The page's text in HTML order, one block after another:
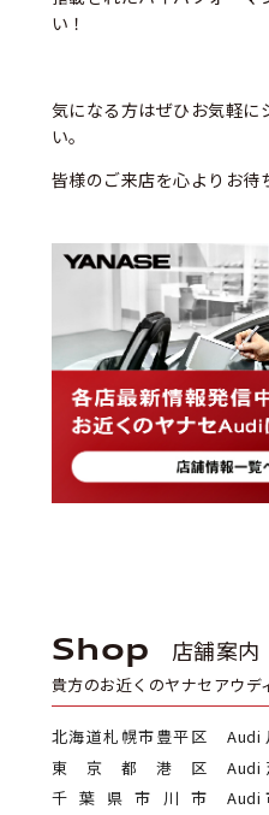
い！
気になる方はぜひお気軽に
い。
皆様のご来店を心よりお待
Shop 店舗案内
貴方のお近くのヤナセアウデ
北海道札幌市豊平区
Audi
東京都港区
Audi
千葉県市川市
Audi